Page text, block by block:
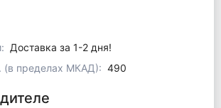
Доставка за 1-2 дня!
(в пределах МКАД): 490